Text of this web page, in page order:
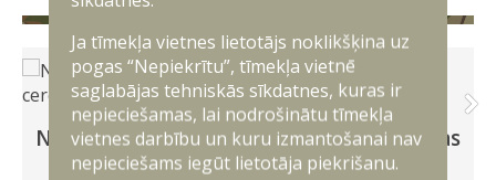
NBS Apvienotā štāba priekšnieka maiņas
ceremonija
Ja tīmekļa vietnes lietotājs noklikšķina uz
pogas “Nepiekrītu”, tīmekļa vietnē
saglabājas tehniskās sīkdatnes, kuras ir
nepieciešamas, lai nodrošinātu tīmekļa
vietnes darbību un kuru izmantošanai nav
nepieciešams iegūt lietotāja piekrišanu.